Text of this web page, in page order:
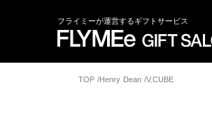
フライミーが運営するギフトサービス
TOP Henry Dean V.CUBE